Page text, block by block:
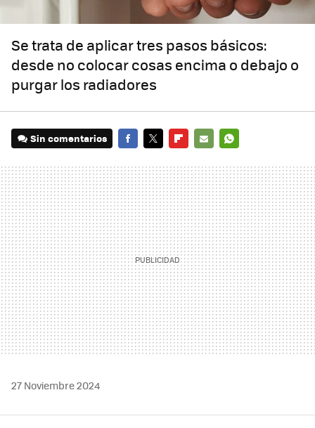
Se trata de aplicar tres pasos básicos:
desde no colocar cosas encima o debajo o
purgar los radiadores
Sin comentarios
MAIL
27 Noviembre 2024